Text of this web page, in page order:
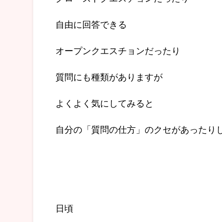
自由に回答できる
オープンクエスチョンだったり
質問にも種類がありますが
よくよく気にしてみると
自分の「質問の仕方」のクセがあったり
日頃